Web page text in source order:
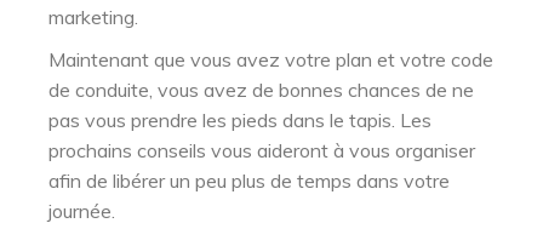
marketing.
Maintenant que vous avez votre plan et votre code
de conduite, vous avez de bonnes chances de ne
pas vous prendre les pieds dans le tapis. Les
prochains conseils vous aideront à vous organiser
afin de libérer un peu plus de temps dans votre
journée.